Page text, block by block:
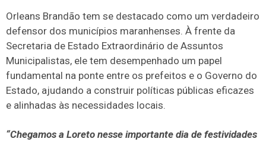
Orleans Brandão tem se destacado como um verdadeiro
defensor dos municípios maranhenses. À frente da
Secretaria de Estado Extraordinário de Assuntos
Municipalistas, ele tem desempenhado um papel
fundamental na ponte entre os prefeitos e o Governo do
Estado, ajudando a construir políticas públicas eficazes
e alinhadas às necessidades locais.
“Chegamos a Loreto nesse importante dia de festividades